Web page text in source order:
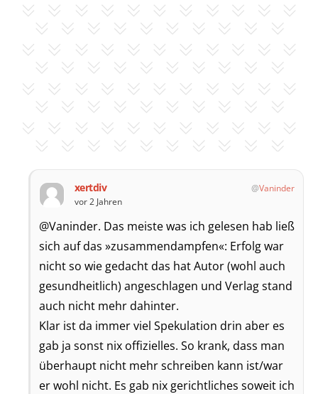
xertdiv
Vaninder
vor 2 Jahren
@Vaninder. Das meiste was ich gelesen hab ließ
sich auf das »zusammendampfen«: Erfolg war
nicht so wie gedacht das hat Autor (wohl auch
gesundheitlich) angeschlagen und Verlag stand
auch nicht mehr dahinter.
Klar ist da immer viel Spekulation drin aber es
gab ja sonst nix offizielles. So krank, dass man
überhaupt nicht mehr schreiben kann ist/war
er wohl nicht. Es gab nix gerichtliches soweit ich